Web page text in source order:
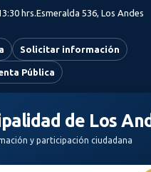
hrs.Esmeralda 536, Los Andes
Solicitar información
Pública
de Los
y participación ciudadana